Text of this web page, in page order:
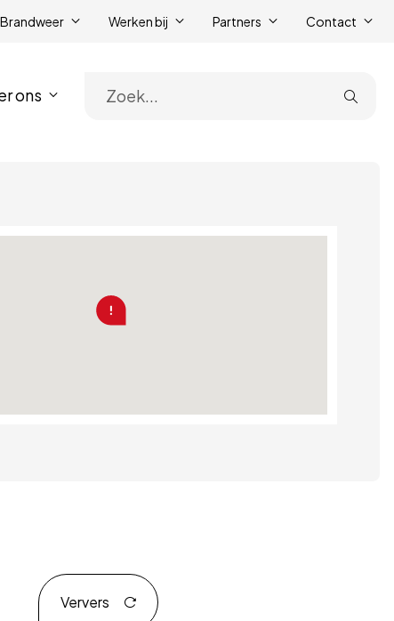
ons
Brandweer Werken bij Partners Contact
Ververs